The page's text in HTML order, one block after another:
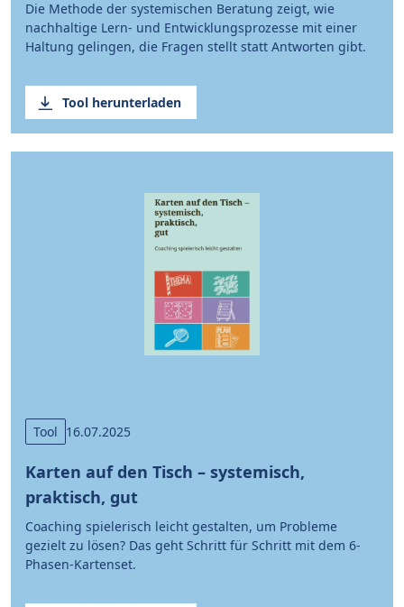
Die Methode der systemischen Beratung zeigt, wie
nachhaltige Lern- und Entwicklungsprozesse mit einer
Haltung gelingen, die Fragen stellt statt Antworten gibt.
Tool herunterladen
Tool 16.07.2025
Karten auf den Tisch – systemisch,
praktisch, gut
Coaching spielerisch leicht gestalten, um Probleme
gezielt zu lösen? Das geht Schritt für Schritt mit dem 6-
Phasen-Kartenset.